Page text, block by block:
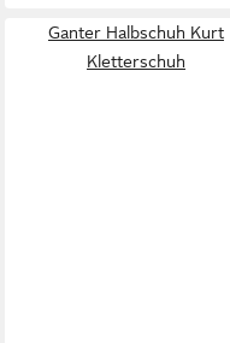
Ganter Halbschuh Kurt
Kletterschuh